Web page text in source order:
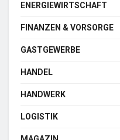
ENERGIEWIRTSCHAFT
FINANZEN & VORSORGE
GASTGEWERBE
HANDEL
HANDWERK
LOGISTIK